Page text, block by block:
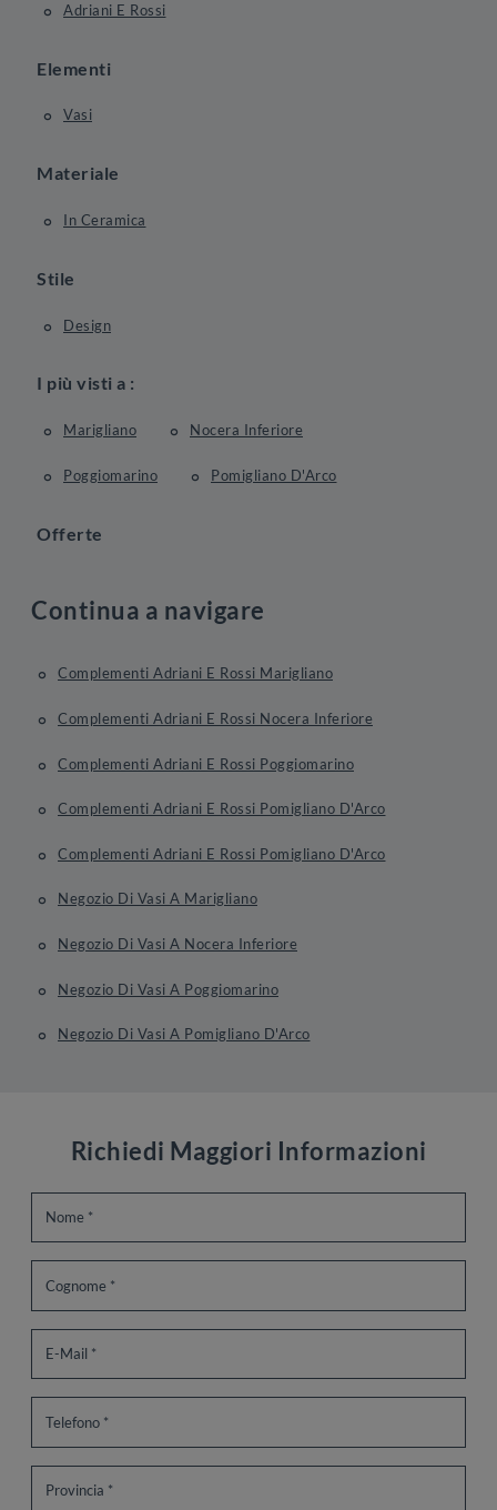
Adriani E Rossi
Elementi
Vasi
Materiale
In Ceramica
Stile
Design
I più visti a :
Marigliano Nocera Inferiore
Poggiomarino Pomigliano D'Arco
Offerte
Continua a navigare
Complementi Adriani E Rossi Marigliano
Complementi Adriani E Rossi Nocera Inferiore
Complementi Adriani E Rossi Poggiomarino
Complementi Adriani E Rossi Pomigliano D'Arco
Complementi Adriani E Rossi Pomigliano D'Arco
Negozio Di Vasi A Marigliano
Negozio Di Vasi A Nocera Inferiore
Negozio Di Vasi A Poggiomarino
Negozio Di Vasi A Pomigliano D'Arco
Richiedi Maggiori Informazioni